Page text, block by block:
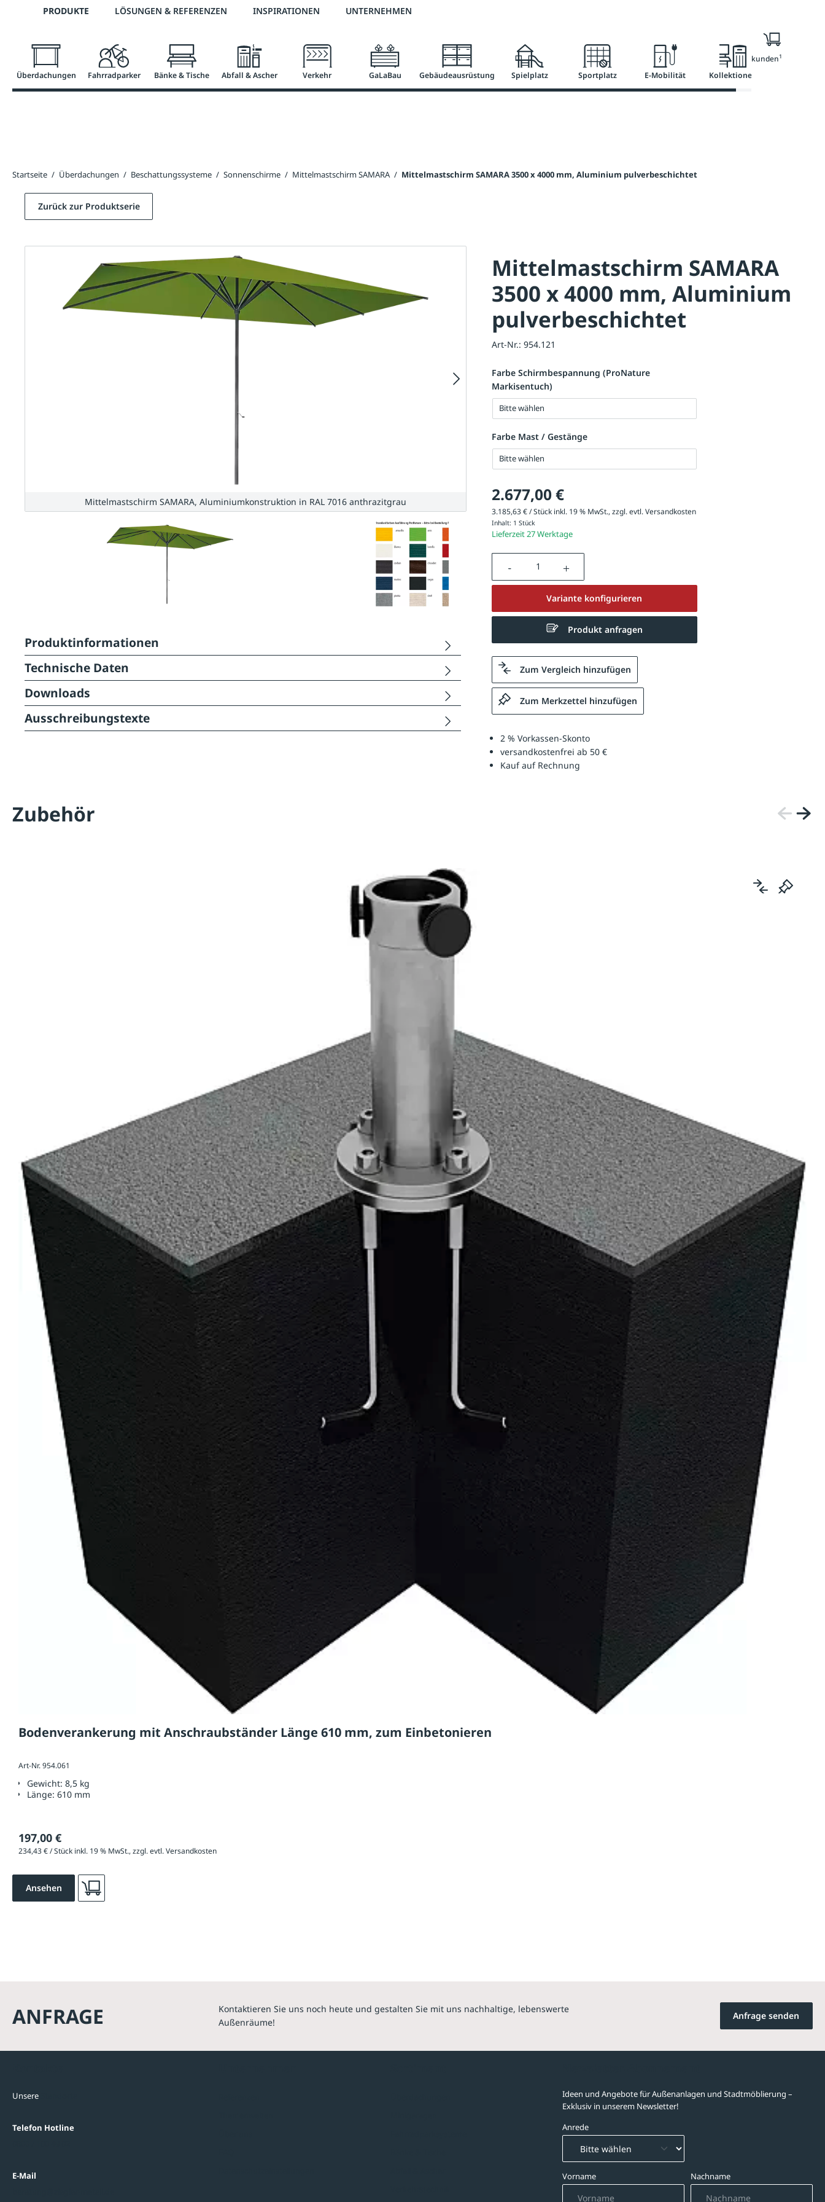
Zur Hauptnavigation springen
Telefon: 0800 / 100 49 02 2 % Vorkassen-Skonto versandkostenfrei ab 50 €
PRODUKTE LÖSUNGEN & REFERENZEN INSPIRATIONEN UNTERNEHMEN
Überdachungen Fahrradparker Bänke & Tische Abfall & Ascher Verkehr GaLaBau Gebäudeausrüstung Spielplatz Sportplatz E-Mobilität Kollektionen
Nur für Geschäftskunden1
Startseite / Überdachungen / Beschattungssysteme / Sonnenschirme / Mittelmastschirm SAMARA / Mittelmastschirm SAMARA 3500 x 4000 mm, Aluminium pulverbeschichtet
Mittelmastschirm SAMARA
3500 x 4000 mm, Aluminium
pulverbeschichtet
Art-Nr.: 954.121
Farbe Schirmbespannung (ProNature
Markisentuch)
Bitte wählen
Farbe Mast / Gestänge
Bitte wählen
2.677,00 €
3.185,63 € / Stück inkl. 19 % MwSt., zzgl. evtl.Versandkosten
Inhalt: 1 Stück
Lieferzeit 27 Werktage
Produkt Anzahl: Gib den gewünschten Wert ein oder
Variante konfigurieren
Produkt anfragen
Zum Vergleich hinzufügen
Zum Merkzettel hinzufügen
2 % Vorkassen-Skonto
versandkostenfrei ab 50 €
Kauf auf Rechnung
Zurück zur Produktserie
Mittelmastschirm SAMARA, Aluminiumkonstruktion in RAL 7016 anthrazitgrau
Produktinformationen
Technische Daten
Downloads
Ausschreibungstexte
Zubehör
Bodenverankerung mit Anschraubständer Länge 610 mm, zum Einbetonieren
Art-Nr. 954.061
Gewicht: 8,5 kg
Länge: 610 mm
197,00 €
234,43 € / Stück inkl. 19 % MwSt., zzgl. evtl. Versandkosten
Ansehen
ANFRAGE
Kontaktieren Sie uns noch heute und gestalten Sie mit uns nachhaltige, lebenswerte
Außenräume!
Anfrage senden
Unsere
Telefon Hotline
E-Mail
Ideen und Angebote für Außenanlagen und Stadtmöblierung –
Exklusiv in unserem Newsletter!
Anrede
Vorname Nachname